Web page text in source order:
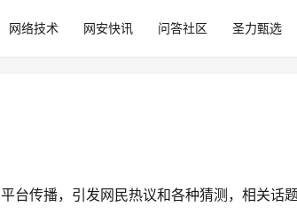
网络技术 网安快讯 问答社区 圣力甄选
台传播，引发网民热议和各种猜测，相关话